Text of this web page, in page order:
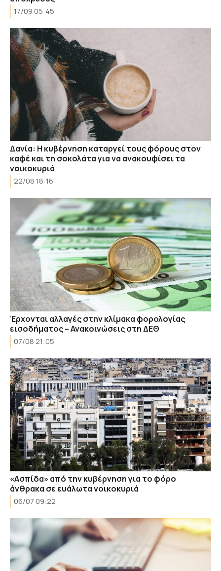
17/09 05:45
Δανία: Η κυβέρνηση καταργεί τους φόρους στον
καφέ και τη σοκολάτα για να ανακουφίσει τα
νοικοκυριά
22/08 18:16
Έρχονται αλλαγές στην κλίμακα φορολογίας
εισοδήματος – Ανακοινώσεις στη ΔΕΘ
07/08 21:05
«Ασπίδα» από την κυβέρνηση για το φόρο
άνθρακα σε ευάλωτα νοικοκυριά
06/07 09:22